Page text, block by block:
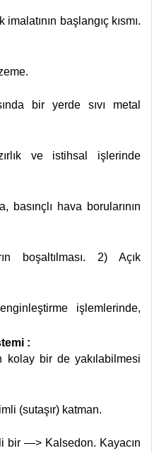
başlangıç kısmı.
bir yerde sıvı metal
ve istihsal işlerinde
basınçlı hava borularının
boşaltılması. 2) Açık
işlemlerinde,
:
kolay bir de yakılabilmesi
(sutaşır) katman.
bir —> Kalsedon. Kayacın